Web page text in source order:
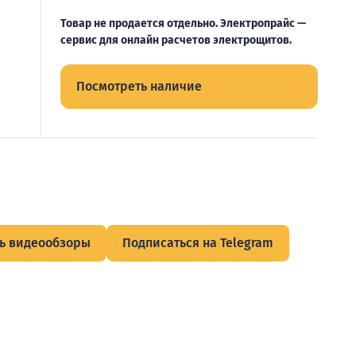
Товар не продается отдельно. Электропрайс —
сервис для онлайн расчетов электрощитов.
Посмотреть наличие
видеообзоры Подписаться на Telegram